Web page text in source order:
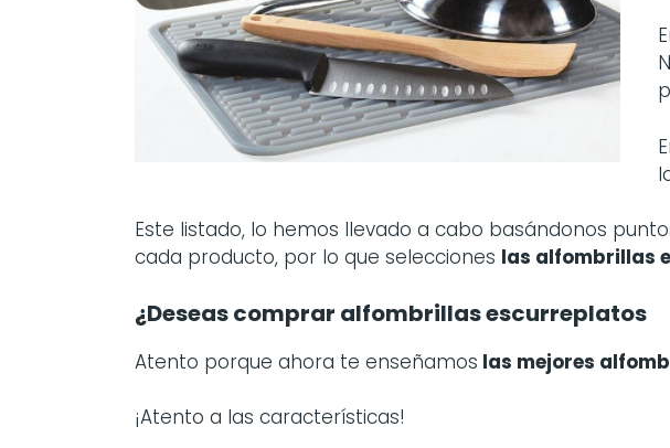
Este listado, lo hemos llevado a cabo basándonos
cada producto, por lo que selecciones las alfombrillas
¿Deseas comprar alfombrillas escurreplatos
Atento porque ahora te enseñamos las mejores
¡Atento a las características!